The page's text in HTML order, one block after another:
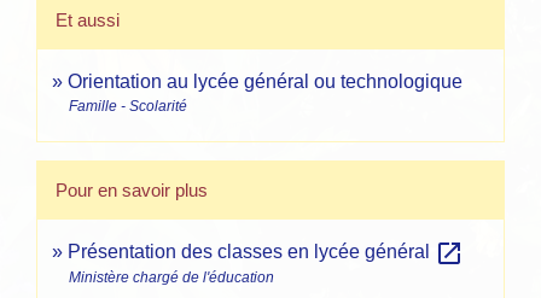
Et aussi
Orientation au lycée général ou technologique
Famille - Scolarité
Pour en savoir plus
Présentation des classes en lycée général open_in_new
Ministère chargé de l'éducation